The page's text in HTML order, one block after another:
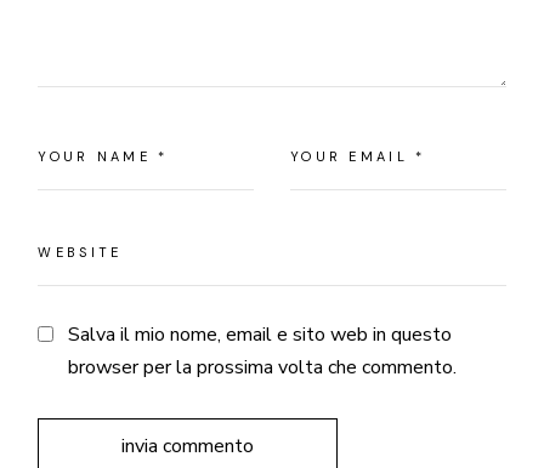
Salva il mio nome, email e sito web in questo
browser per la prossima volta che commento.
invia commento